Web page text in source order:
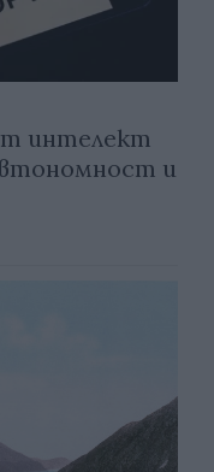
интелект
и